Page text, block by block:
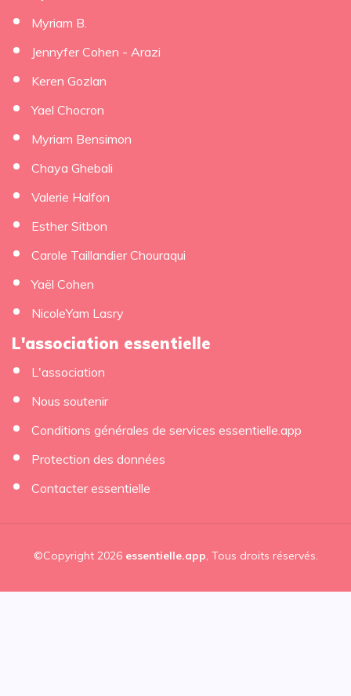
Myriam B.
Jennyfer Cohen - Arazi
Keren Gozlan
Yael Chocron
Myriam Bensimon
Chaya Ghebali
Valerie Halfon
Esther Sitbon
Carole Taillandier Chouraqui
Yaël Cohen
NicoleYam Lasry
L'association essentielle
L'association
Nous soutenir
Conditions générales de services essentielle.app
Protection des données
Contacter essentielle
©Copyright 2026 essentielle.app, Tous droits réservés.